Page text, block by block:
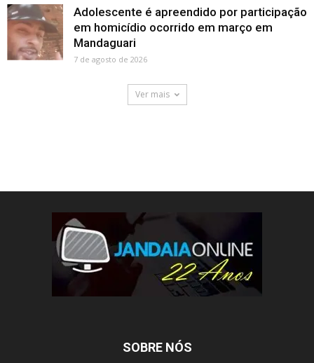
Adolescente é apreendido por participação
em homicídio ocorrido em março em
Mandaguari
7 de agosto de 2026
Ver mais
SOBRE NÓS